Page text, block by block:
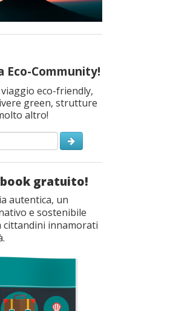
Eco-Community!
eco-friendly,
green, strutture
altro!
gratuito!
autentica, un
e sostenibile
cittandini innamorati